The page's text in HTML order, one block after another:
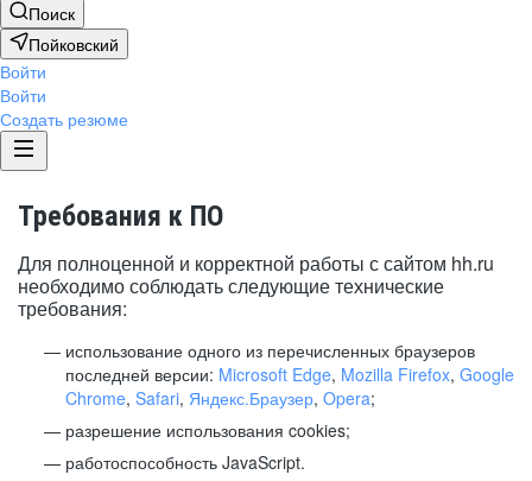
Поиск
Пойковский
Войти
Войти
Создать резюме
Требования к ПО
Для полноценной и корректной работы с сайтом hh.ru
необходимо соблюдать следующие технические
требования:
использование одного из перечисленных браузеров
последней версии: Microsoft Edge, Mozilla Firefox, Google
Chrome, Safari, Яндекс.Браузер, Opera;
разрешение использования cookies;
работоспособность JavaScript.